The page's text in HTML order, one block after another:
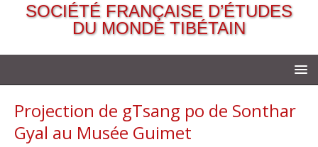
SOCIÉTÉ FRANÇAISE D’ÉTUDES
DU MONDE TIBÉTAIN
Projection de gTsang po de Sonthar
Gyal au Musée Guimet